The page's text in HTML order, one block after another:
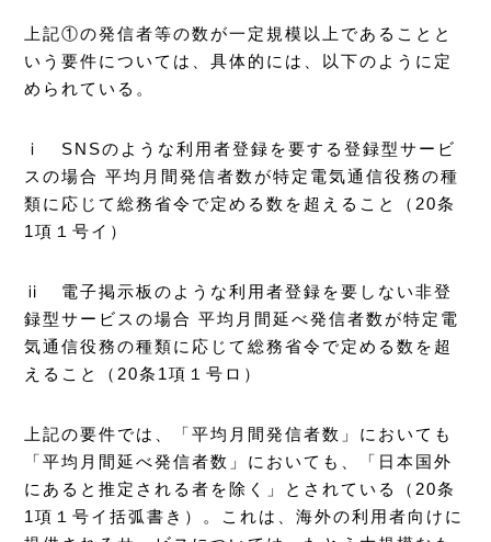
上記①の発信者等の数が一定規模以上であることと
いう要件については、具体的には、以下のように定
められている。
ⅰ SNSのような利用者登録を要する登録型サービ
スの場合 平均月間発信者数が特定電気通信役務の種
類に応じて総務省令で定める数を超えること（20条
1項１号イ）
ⅱ 電子掲示板のような利用者登録を要しない非登
録型サービスの場合 平均月間延べ発信者数が特定電
気通信役務の種類に応じて総務省令で定める数を超
えること（20条1項１号ロ）
上記の要件では、「平均月間発信者数」においても
「平均月間延べ発信者数」においても、「日本国外
にあると推定される者を除く」とされている（20条
1項１号イ括弧書き）。これは、海外の利用者向けに